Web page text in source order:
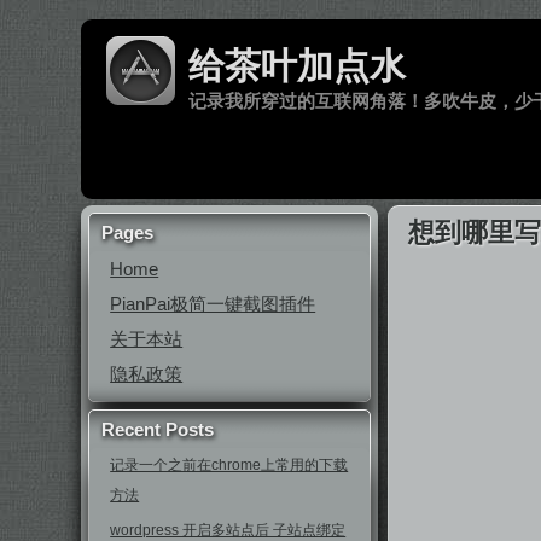
给茶叶加点水
记录我所穿过的互联网角落！多吹牛皮，少
Pages
Home
PianPai极简一键截图插件
关于本站
隐私政策
Recent Posts
记录一个之前在chrome上常用的下载
方法
wordpress 开启多站点后 子站点绑定
想到哪里